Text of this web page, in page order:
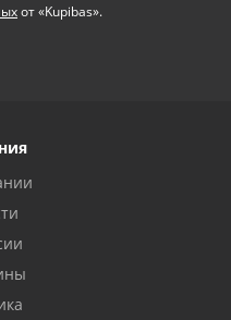
от «Kupibas».